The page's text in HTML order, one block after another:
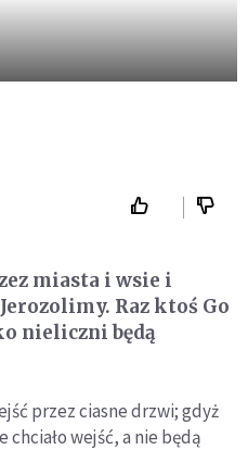
miasta i wsie i
Raz ktoś Go
nieliczni będą
przez ciasne drzwi; gdyż
wejść, a nie będą